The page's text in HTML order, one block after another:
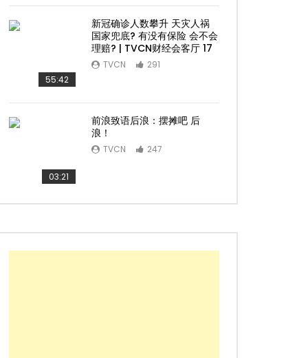
55:42
新冠确诊人数攀升 天灾人祸
国家兜底? 有没有保险 会不会
理赔? | TVCN财经会客厅 17
TVCN 291
03:21
前浪致语后浪：摆摊吧 后
浪！
TVCN 247